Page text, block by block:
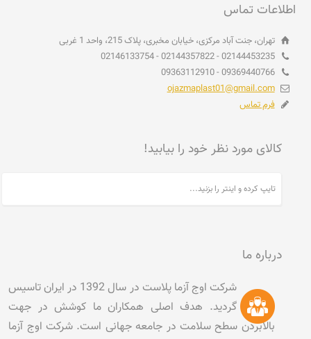
اطلاعات تماس
تهران، جنت آباد مرکزی، خیابان مخبری، پلاک 215، واحد 1 غربی
02144453235 - 02144357822 - 02146133754
09369440766 - 09363112910
ojazmaplast01@gmail.com
فرم تماس
کالای مورد نظر خود را بیابید!
درباره ما
شرکت اوج آزما پلاست در سال 1392 در ایران تاسیس
گردید. هدف اصلی همکاران ما کوشش در جهت
بالابردن سطح سلامت در جامعه جهانی است. شرکت اوج آزما